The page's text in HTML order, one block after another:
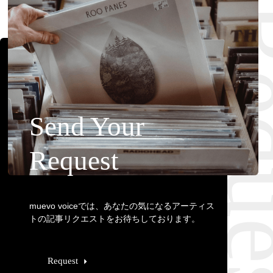
Send Your
Request
muevo voiceでは、あなたの気になるアーティス
トの記事リクエストをお待ちしております。
Request